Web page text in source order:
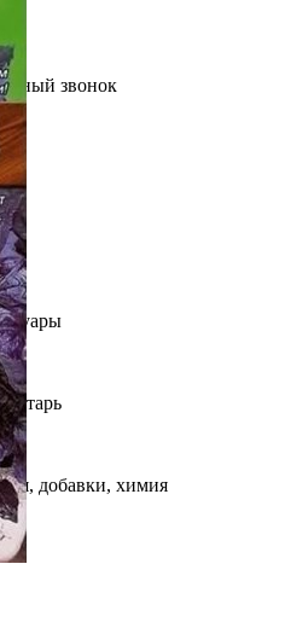
звонок
добавки, химия